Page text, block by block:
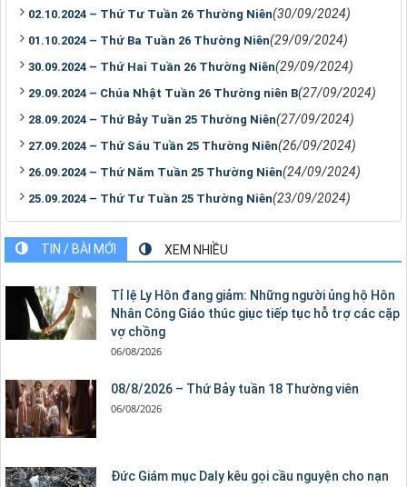
02.10.2024 – Thứ Tư Tuần 26 Thường Niên(30/09/2024)
01.10.2024 – Thứ Ba Tuần 26 Thường Niên(29/09/2024)
30.09.2024 – Thứ Hai Tuần 26 Thường Niên(29/09/2024)
29.09.2024 – Chúa Nhật Tuần 26 Thường niên B(27/09/2024)
28.09.2024 – Thứ Bảy Tuần 25 Thường Niên(27/09/2024)
27.09.2024 – Thứ Sáu Tuần 25 Thường Niên(26/09/2024)
26.09.2024 – Thứ Năm Tuần 25 Thường Niên(24/09/2024)
25.09.2024 – Thứ Tư Tuần 25 Thường Niên(23/09/2024)
TIN / BÀI MỚI XEM NHIỀU
Tỉ lệ Ly Hôn đang giảm: Những người ủng hộ Hôn
Nhân Công Giáo thúc giục tiếp tục hỗ trợ các cặp
vợ chồng
06/08/2026
08/8/2026 – Thứ Bảy tuần 18 Thường viên
06/08/2026
Đức Giám mục Daly kêu gọi cầu nguyện cho nạn